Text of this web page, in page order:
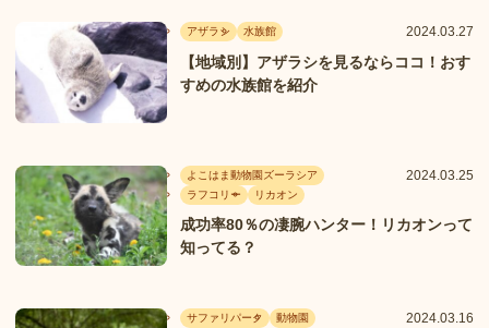
アザラシ 水族館 2024.03.27
【地域別】アザラシを見るならココ！おす
すめの水族館を紹介
よこはま動物園ズーラシア
ラフコリー
リカオン
2024.03.25
成功率80％の凄腕ハンター！リカオンって
知ってる？
サファリパーク 動物園 2024.03.16